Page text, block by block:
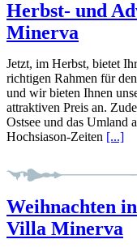
Herbst- und
Minerva
Jetzt, im Herbst, bietet
richtigen Rahmen für
und wir bieten Ihnen
attraktiven Preis an.
Ostsee und das Umland
Hochsiason-Zeiten [...]
Weihnachten
Villa Minerva